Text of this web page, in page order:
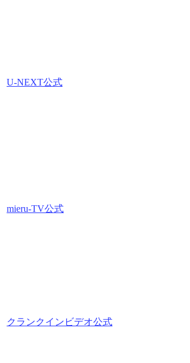
U-NEXT公式
mieru-TV公式
クランクインビデオ公式